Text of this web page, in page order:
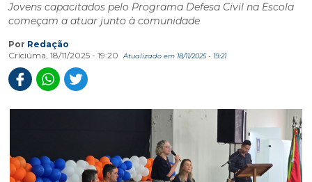
Jovens capacitados pelo Programa Defesa Civil na Escola
começam a atuar junto à comunidade
Por Redação
Criciúma, 18/11/2025 - 19:20
Atualizado em 18/11/2025 - 19:21